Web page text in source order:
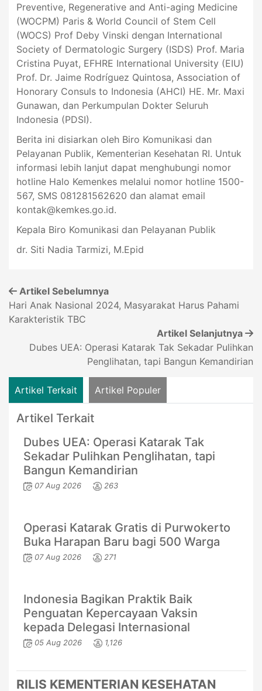
Preventive, Regenerative and Anti-aging Medicine
(WOCPM) Paris & World Council of Stem Cell
(WOCS) Prof Deby Vinski dengan International
Society of Dermatologic Surgery (ISDS) Prof. Maria
Cristina Puyat, EFHRE International University (EIU)
Prof. Dr. Jaime Rodríguez Quintosa, Association of
Honorary Consuls to Indonesia (AHCI) HE. Mr. Maxi
Gunawan, dan Perkumpulan Dokter Seluruh
Indonesia (PDSI).
Berita ini disiarkan oleh Biro Komunikasi dan
Pelayanan Publik, Kementerian Kesehatan RI. Untuk
informasi lebih lanjut dapat menghubungi nomor
hotline Halo Kemenkes melalui nomor hotline 1500-
567, SMS 081281562620 dan alamat email
kontak@kemkes.go.id.
Kepala Biro Komunikasi dan Pelayanan Publik
dr. Siti Nadia Tarmizi, M.Epid
Artikel Sebelumnya
Hari Anak Nasional 2024, Masyarakat Harus Pahami
Karakteristik TBC
Artikel Selanjutnya
Dubes UEA: Operasi Katarak Tak Sekadar Pulihkan
Penglihatan, tapi Bangun Kemandirian
Artikel Terkait Artikel Populer
Artikel Terkait
Dubes UEA: Operasi Katarak Tak
Sekadar Pulihkan Penglihatan, tapi
Bangun Kemandirian
07 Aug 2026 263
Operasi Katarak Gratis di Purwokerto
Buka Harapan Baru bagi 500 Warga
07 Aug 2026 271
Indonesia Bagikan Praktik Baik
Penguatan Kepercayaan Vaksin
kepada Delegasi Internasional
05 Aug 2026 1,126
RILIS KEMENTERIAN KESEHATAN